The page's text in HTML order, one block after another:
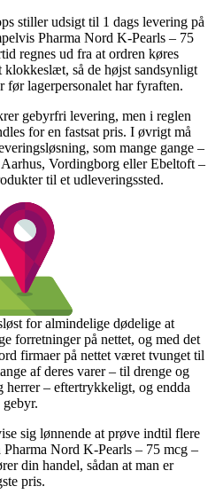
stiller udsigt til 1 dags levering på
Pharma Nord K-Pearls – 75
regnes ud fra at ordren køres
klokkeslæt, så de højst sandsynligt
før lagerpersonalet har fyraften.
gebyrfri levering, men i reglen
for en fastsat pris. I øvrigt må
som mange gange –
Vordingborg eller Ebeltoft –
til et udleveringssted.
for almindelige dødelige at
forretninger på nettet, og med det
firmaer på nettet været tvunget til
af deres varer – til drenge og
herrer – eftertrykkeligt, og endda
sig lønnende at prøve indtil flere
Nord K-Pearls – 75 mcg –
din handel, sådan at man er
pris.